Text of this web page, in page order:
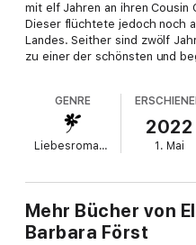
mit elf Jahren an ihren Cousin
Dieser flüchtete jedoch noch
Landes. Seither sind zwölf
zu einer der schönsten und
begegnen Camden und Gina
Trennung wieder und
füreinander.
GENRE
Liebesromane
2022
1. Mai
Mehr Bücher von
Barbara Först